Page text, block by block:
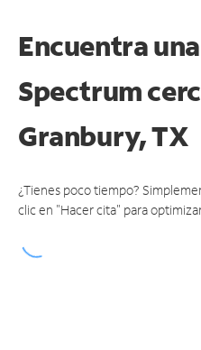
Encuentra
Spectrum
Granbury, TX
¿Tienes poco tiempo?
clic en "Hacer cita" para